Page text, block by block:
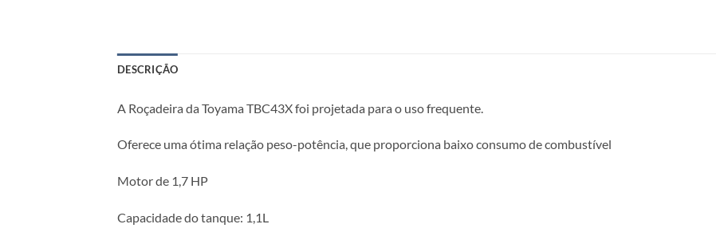
DESCRIÇÃO
A Roçadeira da Toyama TBC43X foi projetada para o uso frequente.
Oferece uma ótima relação peso-potência, que proporciona baixo consumo de combustível
Motor de 1,7 HP
Capacidade do tanque: 1,1L